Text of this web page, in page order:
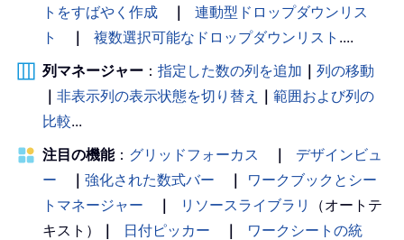
トをすばやく作成
｜
連動型ドロップダウンリス
ト
｜ 複数選択可能なドロップダウンリスト ....
列マネージャー ： 指定した数の列を追加 ｜ 列の移動
｜ 非表示列の表示状態を切り替え ｜ 範囲および列の
比較...
注目の機能： グリッドフォーカス ｜
デザインビュ
ー
｜ 強化された数式バー ｜
ワークブックとシー
トマネージャー
｜ リソースライブラリ
（オートテ
キスト）
｜ 日付ピッカー ｜
ワークシートの統